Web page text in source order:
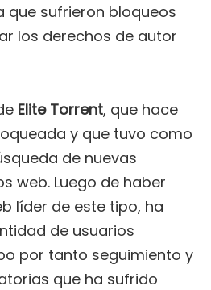
que sufrieron bloqueos
los derechos de autor
Elite Torrent, que hace
y que tuvo como
de nuevas
web. Luego de haber
líder de este tipo, ha
de usuarios
por tanto seguimiento y
que ha sufrido